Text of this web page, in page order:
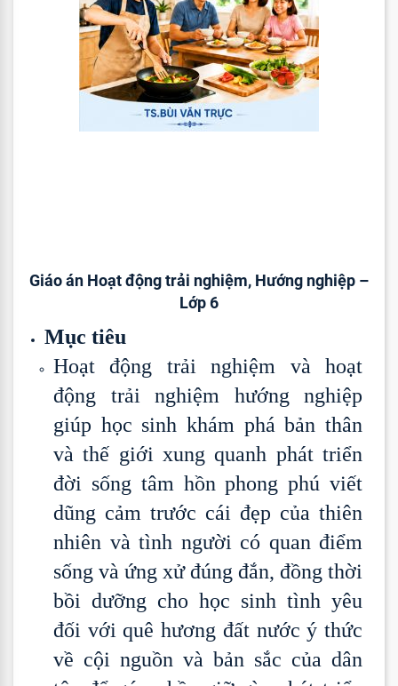
Giáo án Hoạt động trải nghiệm, Hướng nghiệp –
Lớp 6
Mục tiêu
Hoạt động trải nghiệm và hoạt
động trải nghiệm hướng nghiệp
giúp học sinh khám phá bản thân
và thế giới xung quanh phát triển
đời sống tâm hồn phong phú viết
dũng cảm trước cái đẹp của thiên
nhiên và tình người có quan điểm
sống và ứng xử đúng đắn, đồng thời
bồi dưỡng cho học sinh tình yêu
đối với quê hương đất nước ý thức
về cội nguồn và bản sắc của dân